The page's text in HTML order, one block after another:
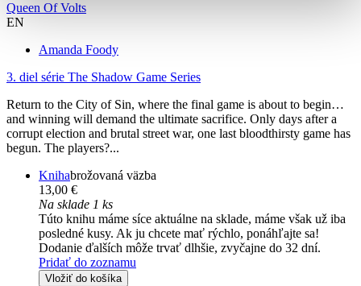
Queen Of Volts
EN
Amanda Foody
3. diel série The Shadow Game Series
Return to the City of Sin, where the final game is about to begin…
and winning will demand the ultimate sacrifice. Only days after a
corrupt election and brutal street war, one last bloodthirsty game has
begun. The players?...
Knihabrožovaná väzba
13,00 €
Na sklade 1 ks
Túto knihu máme síce aktuálne na sklade, máme však už iba
posledné kusy. Ak ju chcete mať rýchlo, ponáhľajte sa!
Dodanie ďalších môže trvať dlhšie, zvyčajne do 32 dní.
Pridať do zoznamu
Vložiť do košíka